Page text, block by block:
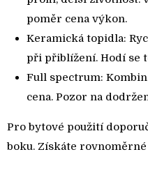
poměr cena výkon.
Keramická topidla:
při přiblížení. Hodí se
Full spectrum:
cena. Pozor na
Pro bytové použití
boku. Získáte